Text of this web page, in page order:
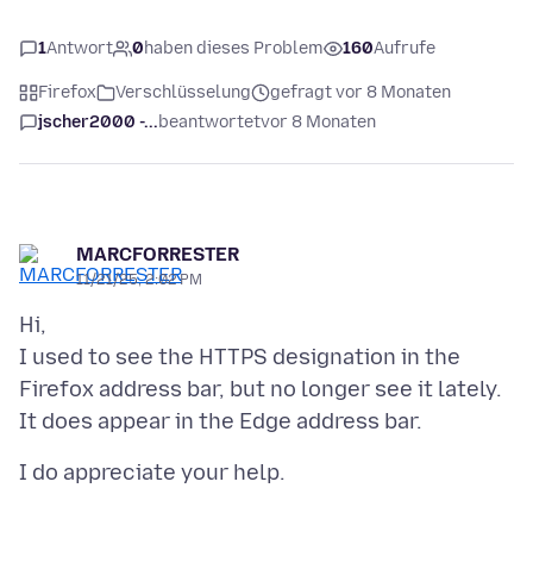
1Antwort 0haben dieses Problem 160Aufrufe
Firefox Verschlüsselung
gefragt vor 8 Monaten
jscher2000 -...beantwortetvor 8 Monaten
MARCFORRESTER
11/21/25, 2:02 PM
Hi,
I used to see the HTTPS designation in the
Firefox address bar, but no longer see it lately.